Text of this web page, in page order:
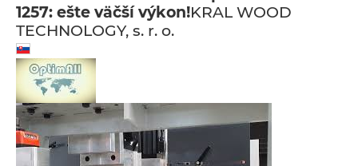
1257: ešte väčší výkon!KRAL WOOD
TECHNOLOGY, s. r. o.